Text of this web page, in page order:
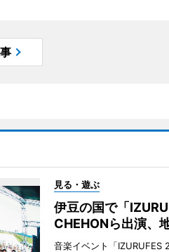
見る・遊ぶ
伊豆の国で「
CHEHONら出演、
音楽イベント「IZURUFES